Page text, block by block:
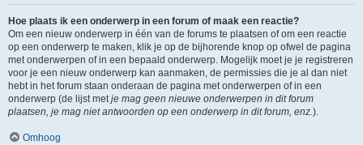
Hoe plaats ik een onderwerp in een forum of maak een reactie?
Om een nieuw onderwerp in één van de forums te plaatsen of om een reactie
op een onderwerp te maken, klik je op de bijhorende knop op ofwel de pagina
met onderwerpen of in een bepaald onderwerp. Mogelijk moet je je registreren
voor je een nieuw onderwerp kan aanmaken, de permissies die je al dan niet
hebt in het forum staan onderaan de pagina met onderwerpen of in een
onderwerp (de lijst metje mag geen nieuwe onderwerpen in dit forum
plaatsen, je mag niet antwoorden op een onderwerp in dit forum, enz.).
Omhoog